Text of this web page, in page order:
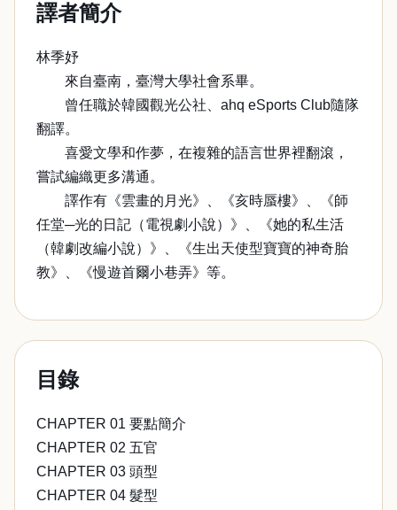
譯者簡介
林季妤
來自臺南，臺灣大學社會系畢。
曾任職於韓國觀光公社、ahq eSports Club隨隊
翻譯。
喜愛文學和作夢，在複雜的語言世界裡翻滾，
嘗試編織更多溝通。
譯作有《雲畫的月光》、《亥時蜃樓》、《師
任堂─光的日記（電視劇小說）》、《她的私生活
（韓劇改編小說）》、《生出天使型寶寶的神奇胎
教》、《慢遊首爾小巷弄》等。
目錄
CHAPTER 01 要點簡介
CHAPTER 02 五官
CHAPTER 03 頭型
CHAPTER 04 髮型